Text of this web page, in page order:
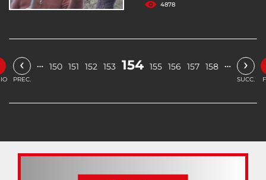
4878
‹
PREC.
… 150 151 152 153 154 155 156 157 158 … ›
SUCC.